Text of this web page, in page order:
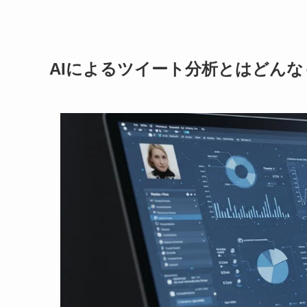
AIによるツイート分析とはどん